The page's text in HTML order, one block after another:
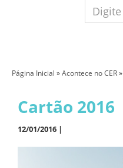
Página Inicial »Acontece no CER»
Cartão 2016
12/01/2016 |